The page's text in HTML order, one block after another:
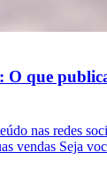
que
nas redes
vendas Seja